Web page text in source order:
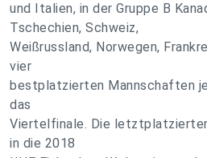
und Italien, in der Gruppe B
Tschechien, Schweiz,
Weißrussland, Norwegen,
vier
bestplatzierten Mannschaften
das
Viertelfinale. Die
in die 2018